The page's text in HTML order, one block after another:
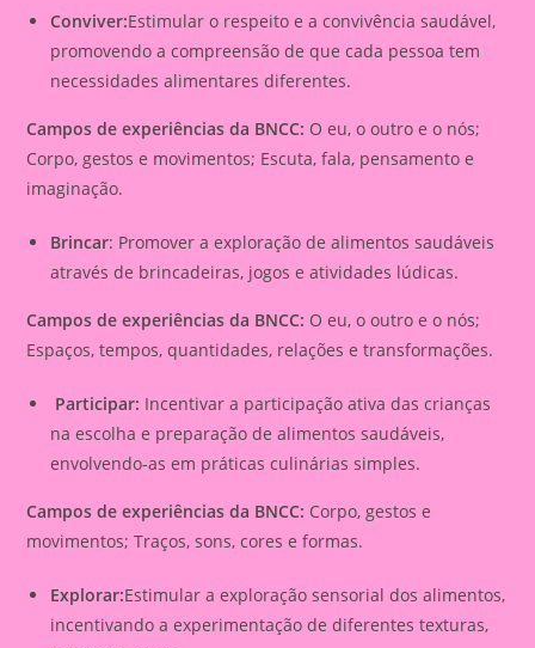
Conviver:Estimular o respeito e a convivência saudável,
promovendo a compreensão de que cada pessoa tem
necessidades alimentares diferentes.
Campos de experiências da BNCC: O eu, o outro e o nós;
Corpo, gestos e movimentos; Escuta, fala, pensamento e
imaginação.
Brincar: Promover a exploração de alimentos saudáveis
através de brincadeiras, jogos e atividades lúdicas.
Campos de experiências da BNCC: O eu, o outro e o nós;
Espaços, tempos, quantidades, relações e transformações.
Participar: Incentivar a participação ativa das crianças
na escolha e preparação de alimentos saudáveis,
envolvendo-as em práticas culinárias simples.
Campos de experiências da BNCC: Corpo, gestos e
movimentos; Traços, sons, cores e formas.
Explorar:Estimular a exploração sensorial dos alimentos,
incentivando a experimentação de diferentes texturas,